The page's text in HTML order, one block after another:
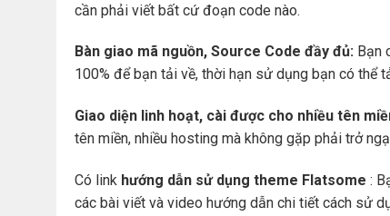
cần phải viết bất cứ đoạn code nào.
Bàn giao mã nguồn, Source Code đầy đủ: Bạn
100% để bạn tải về, thời hạn sử dụng bạn có thể
Giao diện linh hoạt, cài được cho nhiều tên
tên miền, nhiều hosting mà không gặp phải trở
Có link hướng dẫn sử dụng theme Flatsome :
các bài viết và video hướng dẫn chi tiết cách sử